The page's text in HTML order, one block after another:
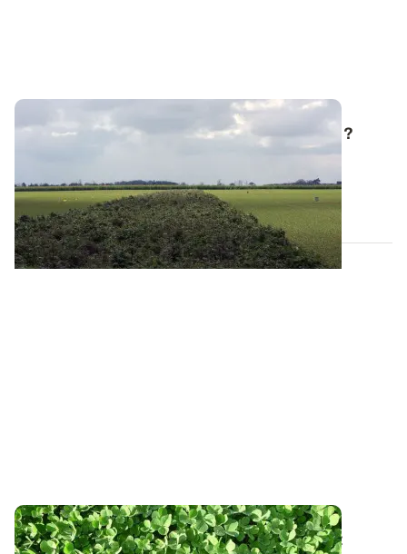
Mettre en jachère, une fausse bonne idée ?
Le contexte économique de la campagne 2026/27
s’annonce très tendu : des trésoreries en...
27 JUILL. 2026
Techniques de semis - Quand et comment